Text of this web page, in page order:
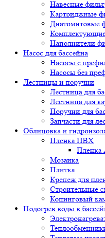
Навесные
Картриджные
Диатомитовые
Наполнители
Насос для бассейна
Насосы с
Насосы без
Лестницы и поручни
Лестница для
Лестница для
Поручни для
Запчасти для
Облицовка и
Пленка ПВХ
Пленка
Мозаика
Плитка
Крепеж для
Строительные
Копинговый
Подогрев воды в